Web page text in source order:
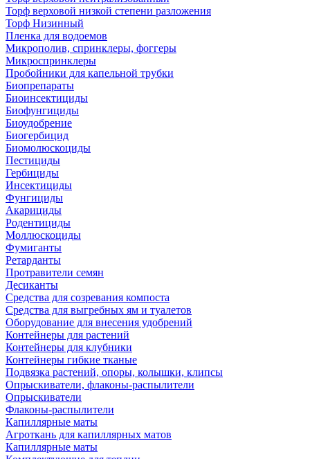
Торф верховой низкой степени разложения
Торф Низинный
Пленка для водоемов
Микрополив, спринклеры, фоггеры
Микроспринклеры
Пробойники для капельной трубки
Биопрепараты
Биоинсектициды
Биофунгициды
Биоудобрение
Биогербицид
Биомолюскоциды
Пестициды
Гербициды
Инсектициды
Фунгициды
Акарициды
Родентициды
Моллюскоциды
Фумиганты
Ретарданты
Протравители семян
Десиканты
Средства для созревания компоста
Средства для выгребных ям и туалетов
Оборудование для внесения удобрений
Контейнеры для растений
Контейнеры для клубники
Контейнеры гибкие тканые
Подвязка растений, опоры, колышки, клипсы
Опрыскиватели, флаконы-распылители
Опрыскиватели
Флаконы-распылители
Капиллярные маты
Агроткань для капиллярных матов
Капиллярные маты